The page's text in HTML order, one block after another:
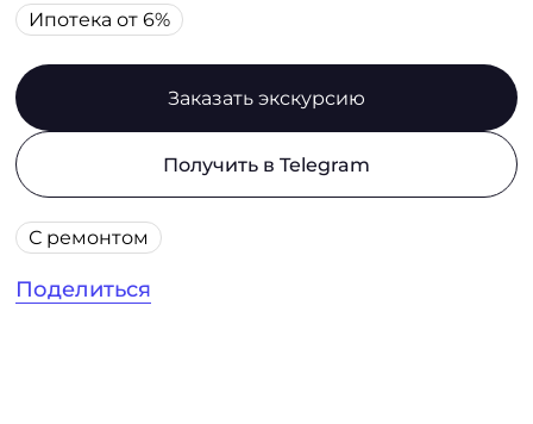
Ипотека от 6%
Заказать экскурсию
Получить в Telegram
С ремонтом
Поделиться